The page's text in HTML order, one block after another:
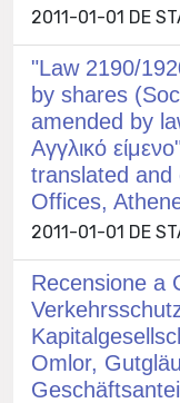
2011-01-01 DE
"Law 2190/
by shares
amended by
Αγγλικό
translated and
Offices,
2011-01-01 DE
Recensione a
Omlor,